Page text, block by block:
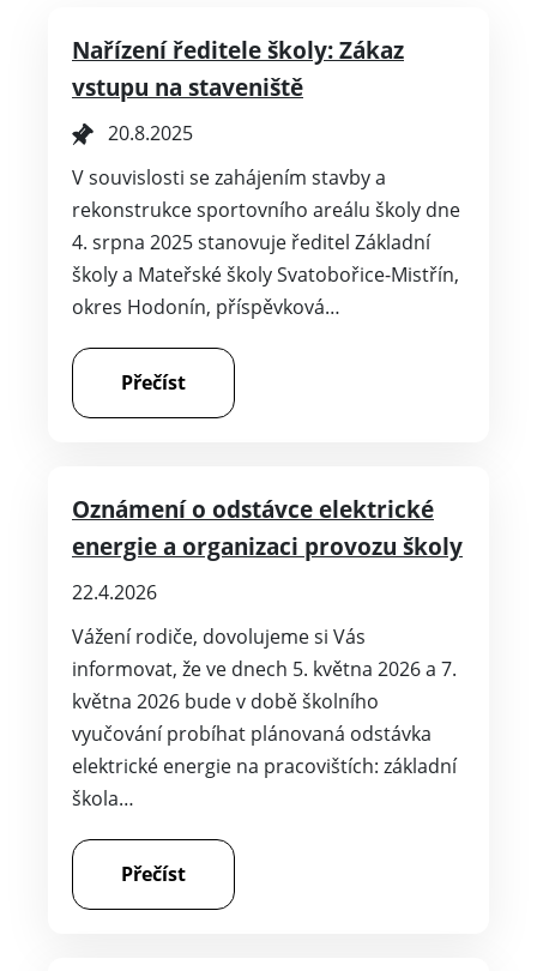
Nařízení ředitele školy: Zákaz
vstupu na staveniště
20.8.2025
V souvislosti se zahájením stavby a
rekonstrukce sportovního areálu školy dne
4. srpna 2025 stanovuje ředitel Základní
školy a Mateřské školy Svatobořice-Mistřín,
okres Hodonín, příspěvková…
Přečíst
Oznámení o odstávce elektrické
energie a organizaci provozu školy
22.4.2026
Vážení rodiče, dovolujeme si Vás
informovat, že ve dnech 5. května 2026 a 7.
května 2026 bude v době školního
vyučování probíhat plánovaná odstávka
elektrické energie na pracovištích: základní
škola…
Přečíst